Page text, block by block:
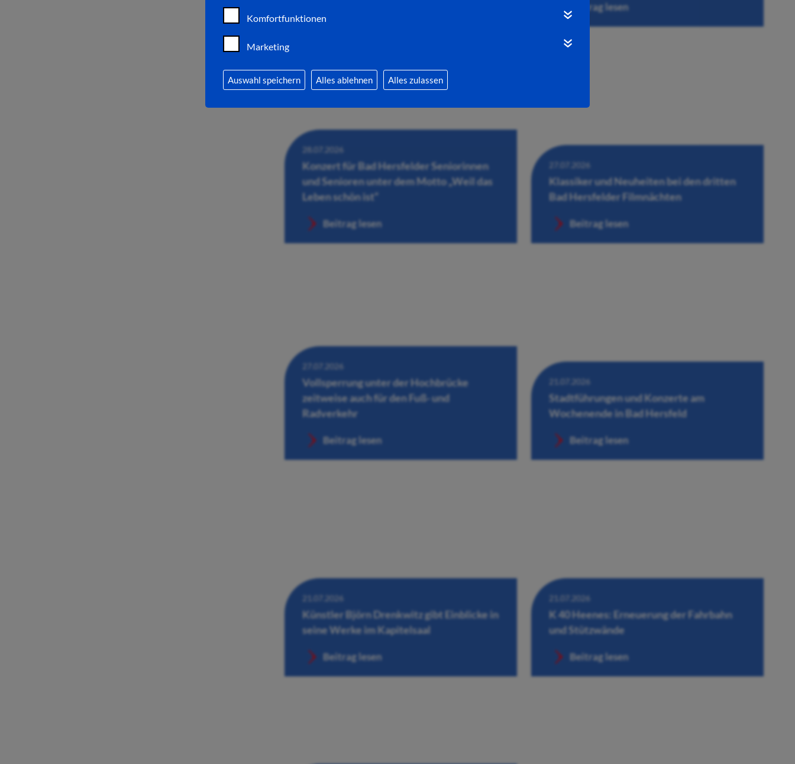
Komfortfunktionen
Marketing
Auswahl speichern Alles ablehnen Alles zulassen
Beitrag lesen
28.07.2026
Konzert für Bad Hersfelder Seniorinnen
und Senioren unter dem Motto „Weil das
Leben schön ist“
Beitrag lesen
27.07.2026
Klassiker und Neuheiten bei den dritten
Bad Hersfelder Filmnächten
Beitrag lesen
27.07.2026
Vollsperrung unter der Hochbrücke
zeitweise auch für den Fuß- und
Radverkehr
Beitrag lesen
21.07.2026
Stadtführungen und Konzerte am
Wochenende in Bad Hersfeld
Beitrag lesen
21.07.2026
Künstler Björn Drenkwitz gibt Einblicke in
seine Werke im Kapitelsaal
Beitrag lesen
21.07.2026
K 40 Heenes: Erneuerung der Fahrbahn
und Stützwände
Beitrag lesen